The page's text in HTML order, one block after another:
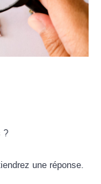
?
une réponse.